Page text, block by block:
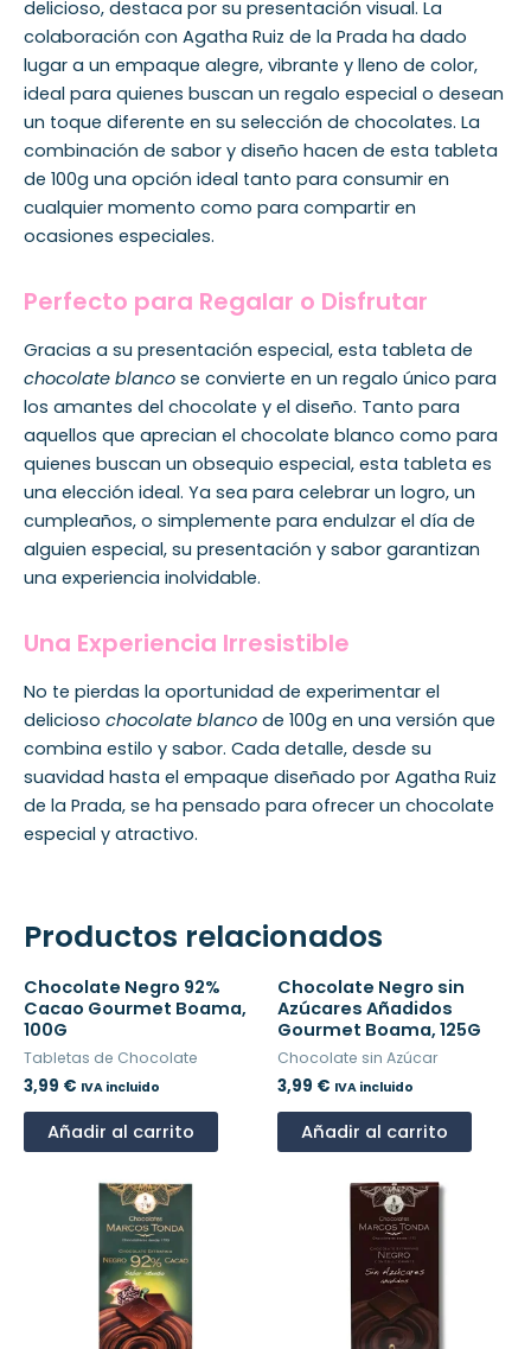
delicioso, destaca por su presentación visual. La
colaboración con Agatha Ruiz de la Prada ha dado
lugar a un empaque alegre, vibrante y lleno de color,
ideal para quienes buscan un regalo especial o desean
un toque diferente en su selección de chocolates. La
combinación de sabor y diseño hacen de esta tableta
de 100g una opción ideal tanto para consumir en
cualquier momento como para compartir en
ocasiones especiales.
Perfecto para Regalar o Disfrutar
Gracias a su presentación especial, esta tableta de
chocolate blanco se convierte en un regalo único para
los amantes del chocolate y el diseño. Tanto para
aquellos que aprecian el chocolate blanco como para
quienes buscan un obsequio especial, esta tableta es
una elección ideal. Ya sea para celebrar un logro, un
cumpleaños, o simplemente para endulzar el día de
alguien especial, su presentación y sabor garantizan
una experiencia inolvidable.
Una Experiencia Irresistible
No te pierdas la oportunidad de experimentar el
delicioso chocolate blanco de 100g en una versión que
combina estilo y sabor. Cada detalle, desde su
suavidad hasta el empaque diseñado por Agatha Ruiz
de la Prada, se ha pensado para ofrecer un chocolate
especial y atractivo.
Productos relacionados
Chocolate Negro 92%
Cacao Gourmet Boama,
100G
Tabletas de Chocolate
3,99 € IVA incluido
Añadir al carrito
Chocolate Negro sin
Azúcares Añadidos
Gourmet Boama, 125G
Chocolate sin Azúcar
3,99 € IVA incluido
Añadir al carrito